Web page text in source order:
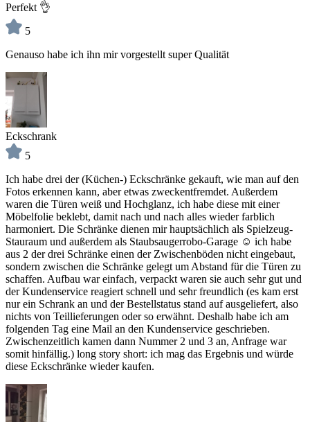
Perfekt 👌
5
Genauso habe ich ihn mir vorgestellt super Qualität
Eckschrank
5
Ich habe drei der (Küchen-) Eckschränke gekauft, wie man auf den
Fotos erkennen kann, aber etwas zweckentfremdet. Außerdem
waren die Türen weiß und Hochglanz, ich habe diese mit einer
Möbelfolie beklebt, damit nach und nach alles wieder farblich
harmoniert. Die Schränke dienen mir hauptsächlich als Spielzeug-
Stauraum und außerdem als Staubsaugerrobo-Garage ☺️ ich habe
aus 2 der drei Schränke einen der Zwischenböden nicht eingebaut,
sondern zwischen die Schränke gelegt um Abstand für die Türen zu
schaffen. Aufbau war einfach, verpackt waren sie auch sehr gut und
der Kundenservice reagiert schnell und sehr freundlich (es kam erst
nur ein Schrank an und der Bestellstatus stand auf ausgeliefert, also
nichts von Teillieferungen oder so erwähnt. Deshalb habe ich am
folgenden Tag eine Mail an den Kundenservice geschrieben.
Zwischenzeitlich kamen dann Nummer 2 und 3 an, Anfrage war
somit hinfällig.) long story short: ich mag das Ergebnis und würde
diese Eckschränke wieder kaufen.